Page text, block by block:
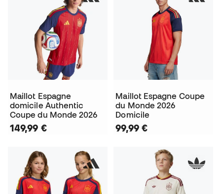
Maillot Espagne
domicile Authentic
Coupe du Monde 2026
149,99 €
Maillot Espagne Coupe
du Monde 2026
Domicile
99,99 €